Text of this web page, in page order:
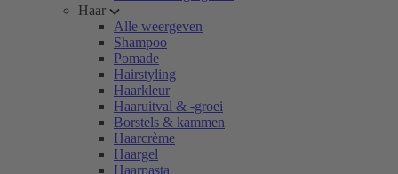
Haar
Alle weergeven
Shampoo
Pomade
Hairstyling
Haarkleur
Haaruitval & -groei
Borstels & kammen
Haarcrème
Haargel
Haarpasta